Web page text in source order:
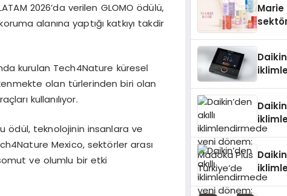
2026’da verilen GLOMO ödülü,
alanına yaptığı katkıyı takdir
kurulan Tech4Nature küresel
olan türlerinden biri olan
kullanılıyor.
ödül, teknolojinin insanlara ve
Mexico, sektörler arası
ve olumlu bir etki
Aldı
Marie